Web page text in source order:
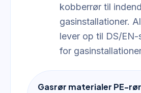
kobberrør til
gasinstallationer.
lever op til DS/
for
Gasrør materialer PE-rør